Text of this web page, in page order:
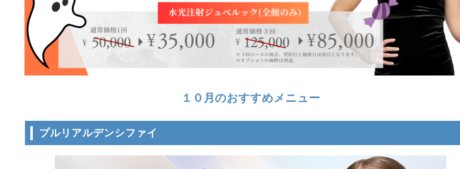
１０月のおすすめメニュー
プルリアルデンシファイ